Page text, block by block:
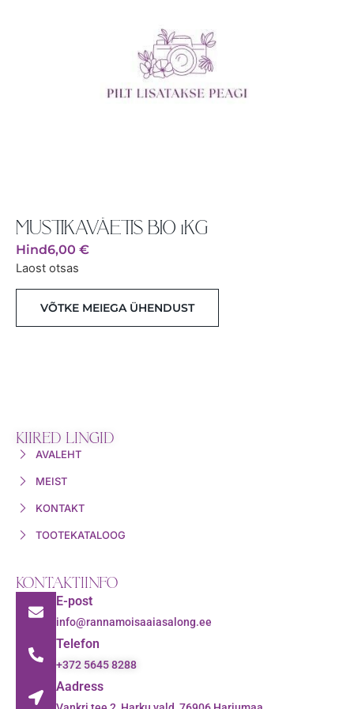
MUSTIKAVÄETIS BIO 1KG
Hind6,00 €
Laost otsas
VÕTKE MEIEGA ÜHENDUST
KIIRED LINGID
AVALEHT
MEIST
KONTAKT
TOOTEKATALOOG
KONTAKTIINFO
E-post
info@rannamoisaaiasalong.ee
Telefon
+372 5645 8288
Aadress